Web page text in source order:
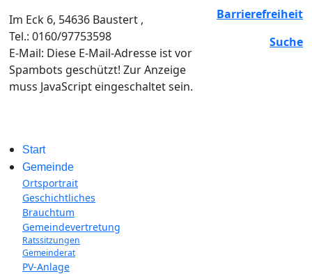
Im Eck 6, 54636 Baustert ,
Tel.: 0160/97753598
E-Mail: Diese E-Mail-Adresse ist vor
Spambots geschützt! Zur Anzeige
muss JavaScript eingeschaltet sein.
Barrierefreiheit
Suche
Start
Gemeinde
Ortsportrait
Geschichtliches
Brauchtum
Gemeindevertretung
Ratssitzungen
Gemeinderat
PV-Anlage